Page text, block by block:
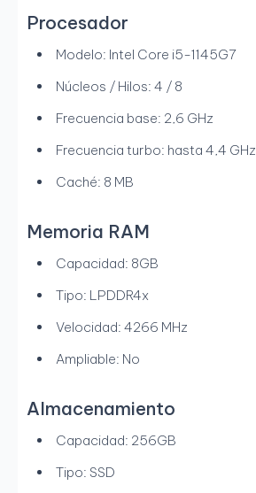
Procesador
Modelo: Intel Core i5-1145G7
Núcleos / Hilos: 4 / 8
Frecuencia base: 2,6 GHz
Frecuencia turbo: hasta 4,4 GHz
Caché: 8 MB
Memoria RAM
Capacidad: 8GB
Tipo: LPDDR4x
Velocidad: 4266 MHz
Ampliable: No
Almacenamiento
Capacidad: 256GB
Tipo: SSD